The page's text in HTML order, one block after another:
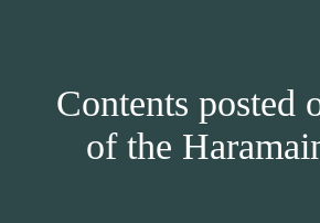
Contents posted
of the